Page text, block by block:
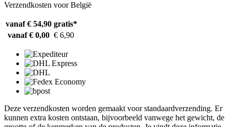
Verzendkosten voor België
vanaf € 54,90 gratis*
vanaf € 0,00 € 6,90
Deze verzendkosten worden gemaakt voor standaardverzending. Er
kunnen extra kosten ontstaan, bijvoorbeeld vanwege het gewicht, de